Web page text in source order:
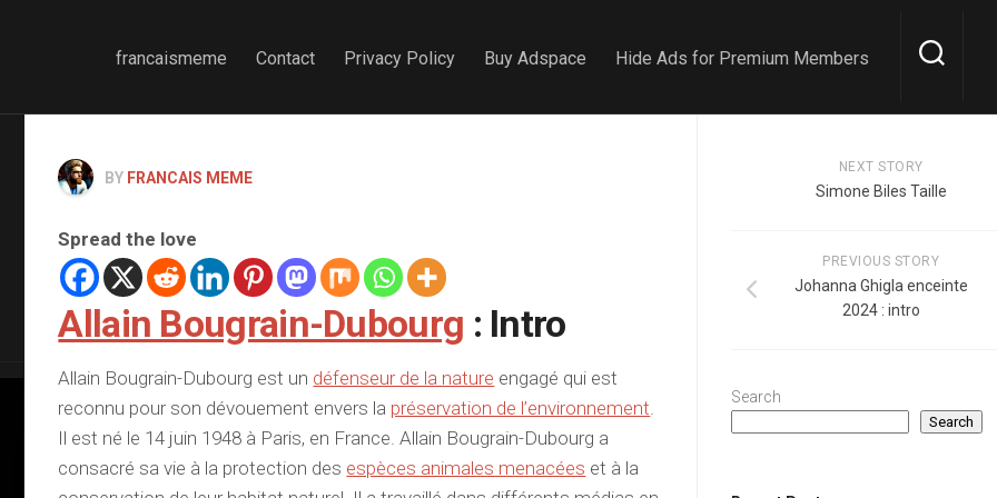
francaismeme Contact Privacy Policy Buy Adspace Hide Ads for Premium Members
BY FRANCAIS MEME
Spread the love
Allain Bougrain-Dubourg : Intro
Allain Bougrain-Dubourg est un défenseur de la nature engagé qui est
reconnu pour son dévouement envers la préservation de l’environnement.
Il est né le 14 juin 1948 à Paris, en France. Allain Bougrain-Dubourg a
consacré sa vie à la protection des espèces animales menacées et à la
NEXT STORY
Simone Biles Taille
PREVIOUS STORY
Johanna Ghigla enceinte
2024 : intro
Search
Search